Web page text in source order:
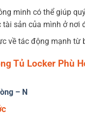
minh có thể giúp
tài sản của mình ở nơi
về tác động mạnh từ
Tủ Locker Phù
– N